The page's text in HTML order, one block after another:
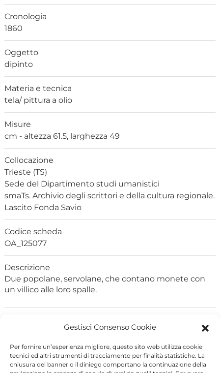
Gestisci Consenso Cookie
Per fornire un’esperienza migliore, questo sito web utilizza cookie
tecnici ed altri strumenti di tracciamento per finalità statistiche. La
chiusura del banner o il diniego comportano la continuazione della
Cronologia
1860
Oggetto
dipinto
Materia e tecnica
tela/ pittura a olio
Misure
cm - altezza 61.5, larghezza 49
Collocazione
Trieste (TS)
Sede del Dipartimento studi umanistici
smaTs. Archivio degli scrittori e della cultura regionale.
Lascito Fonda Savio
Codice scheda
OA_125077
Descrizione
Due popolane, servolane, che contano monete con
un villico alle loro spalle.
Il brano pittorico è l’unico firmato tra i dipinti con